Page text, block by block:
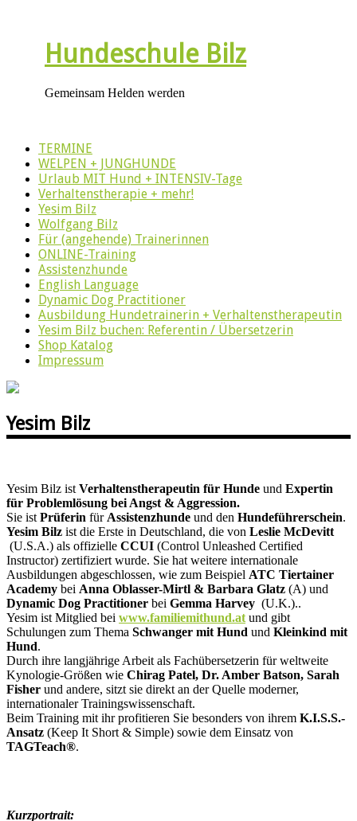
Hundeschule Bilz
Gemeinsam Helden werden
TERMINE
WELPEN + JUNGHUNDE
Urlaub MIT Hund + INTENSIV-Tage
Verhaltenstherapie + mehr!
Yesim Bilz
Wolfgang Bilz
Für (angehende) Trainerinnen
ONLINE-Training
Assistenzhunde
English Language
Dynamic Dog Practitioner
Ausbildung Hundetrainerin + Verhaltenstherapeutin
Yesim Bilz buchen: Referentin / Übersetzerin
Shop Katalog
Impressum
Yesim Bilz
Yesim Bilz ist Verhaltenstherapeutin für Hunde und Expertin
für Problemlösung bei Angst & Aggression.
Sie ist Prüferin für Assistenzhunde und den Hundeführerschein.
Yesim Bilz ist die Erste in Deutschland, die von Leslie McDevitt
(U.S.A.) als offizielle CCUI (Control Unleashed Certified
Instructor) zertifiziert wurde. Sie hat weitere internationale
Ausbildungen abgeschlossen, wie zum Beispiel ATC Tiertainer
Academy bei Anna Oblasser-Mirtl & Barbara Glatz (A) und
Dynamic Dog Practitioner bei Gemma Harvey (U.K.)..
Yesim ist Mitglied bei www.familiemithund.at und gibt
Schulungen zum Thema Schwanger mit Hund und Kleinkind mit
Hund.
Durch ihre langjährige Arbeit als Fachübersetzerin für weltweite
Kynologie-Größen wie Chirag Patel, Dr. Amber Batson, Sarah
Fisher und andere, sitzt sie direkt an der Quelle moderner,
internationaler Trainingswissenschaft.
Beim Training mit ihr profitieren Sie besonders von ihrem K.I.S.S.-
Ansatz (Keep It Short & Simple) sowie dem Einsatz von
TAGTeach®.
Kurzportrait: